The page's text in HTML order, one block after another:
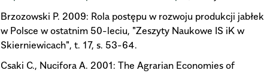
Brzozowski P. 2009: Rola postępu w rozwoju produkcji jabłek
w Polsce w ostatnim 50-leciu, "Zeszyty Naukowe IS iK w
Skierniewicach", t. 17, s. 53-64.
Csaki C., Nucifora A. 2001: The Agrarian Economies of